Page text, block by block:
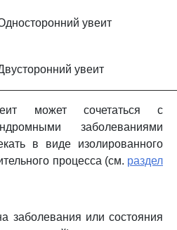
увеит
увеит
может сочетаться с
заболеваниями
в виде изолированного
процесса (см. раздел
заболевания или состояния